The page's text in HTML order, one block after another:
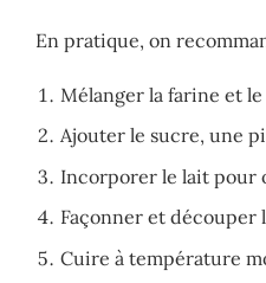
En pratique, on
Mélanger la farine et
Ajouter le sucre, une
Incorporer le lait pour
Façonner et découper
Cuire à température